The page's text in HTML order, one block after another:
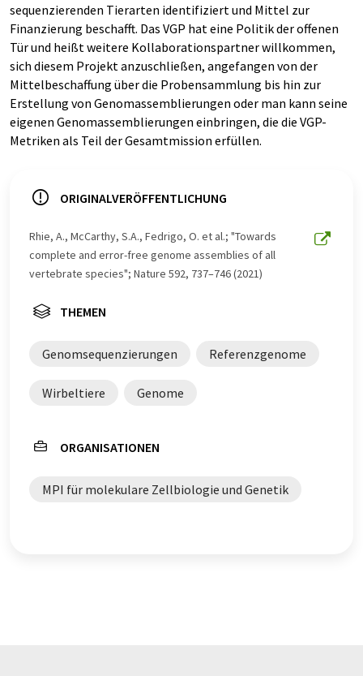
sequenzierenden Tierarten identifiziert und Mittel zur
Finanzierung beschafft. Das VGP hat eine Politik der offenen
Tür und heißt weitere Kollaborationspartner willkommen,
sich diesem Projekt anzuschließen, angefangen von der
Mittelbeschaffung über die Probensammlung bis hin zur
Erstellung von Genomassemblierungen oder man kann seine
eigenen Genomassemblierungen einbringen, die die VGP-
Metriken als Teil der Gesamtmission erfüllen.
ORIGINALVERÖFFENTLICHUNG
Rhie, A., McCarthy, S.A., Fedrigo, O. et al.; "Towards
complete and error-free genome assemblies of all
vertebrate species"; Nature 592, 737–746 (2021)
THEMEN
Genomsequenzierungen Referenzgenome
Wirbeltiere Genome
ORGANISATIONEN
MPI für molekulare Zellbiologie und Genetik